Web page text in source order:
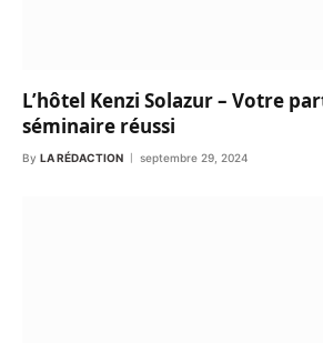
L’hôtel Kenzi Solazur – Votre
séminaire réussi
By LA RÉDACTION septembre 29, 2024